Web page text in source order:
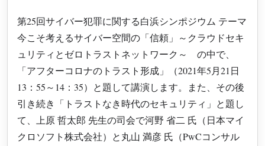
第25回サイバー犯罪に関する白浜シンポジウム テーマ
今こそ考えるサイバー空間の「信頼」～クラウドセキ
ュリティとゼロトラストネットワーク～ の中で、
「アフターコロナのトラスト形成」（2021年5月21日
13：55～14：35）と題して講演します。また、その後
引き続き「トラストなき時代のセキュリティ」と題し
て、上原 哲太郎 先生の司会で河野 省二 氏（日本マイ
クロソフト株式会社）と丸山 満彦 氏（PwCコンサル